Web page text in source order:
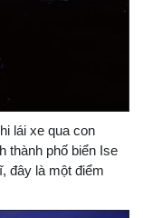
lái xe qua con
thành phố biển Ise
đây là một điểm